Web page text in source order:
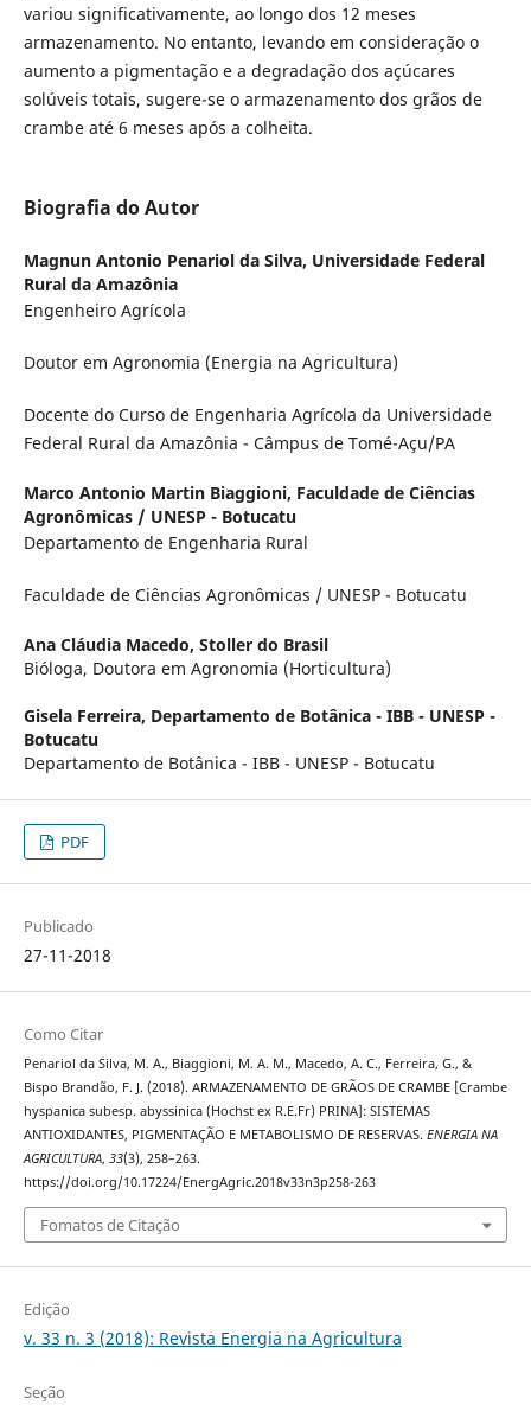
variou significativamente, ao longo dos 12 meses
armazenamento. No entanto, levando em consideração o
aumento a pigmentação e a degradação dos açúcares
solúveis totais, sugere-se o armazenamento dos grãos de
crambe até 6 meses após a colheita.
Biografia do Autor
Magnun Antonio Penariol da Silva, Universidade Federal
Rural da Amazônia
Engenheiro Agrícola
Doutor em Agronomia (Energia na Agricultura)
Docente do Curso de Engenharia Agrícola da Universidade
Federal Rural da Amazônia - Câmpus de Tomé-Açu/PA
Marco Antonio Martin Biaggioni, Faculdade de Ciências
Agronômicas / UNESP - Botucatu
Departamento de Engenharia Rural
Faculdade de Ciências Agronômicas / UNESP - Botucatu
Ana Cláudia Macedo, Stoller do Brasil
Bióloga, Doutora em Agronomia (Horticultura)
Gisela Ferreira, Departamento de Botânica - IBB - UNESP -
Botucatu
Departamento de Botânica - IBB - UNESP - Botucatu
PDF
Publicado
27-11-2018
Como Citar
Penariol da Silva, M. A., Biaggioni, M. A. M., Macedo, A. C., Ferreira, G., &
Bispo Brandão, F. J. (2018). ARMAZENAMENTO DE GRÃOS DE CRAMBE [Crambe
hyspanica subesp. abyssinica (Hochst ex R.E.Fr) PRINA]: SISTEMAS
ANTIOXIDANTES, PIGMENTAÇÃO E METABOLISMO DE RESERVAS. ENERGIA NA
AGRICULTURA, 33(3), 258–263.
https://doi.org/10.17224/EnergAgric.2018v33n3p258-263
Fomatos de Citação
Edição
v. 33 n. 3 (2018): Revista Energia na Agricultura
Seção